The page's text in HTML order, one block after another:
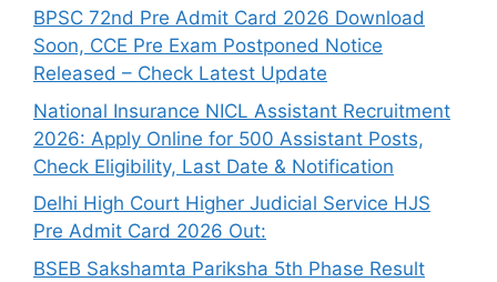
BPSC 72nd Pre Admit Card 2026 Download
Soon, CCE Pre Exam Postponed Notice
Released – Check Latest Update
National Insurance NICL Assistant Recruitment
2026: Apply Online for 500 Assistant Posts,
Check Eligibility, Last Date & Notification
Delhi High Court Higher Judicial Service HJS
Pre Admit Card 2026 Out:
BSEB Sakshamta Pariksha 5th Phase Result